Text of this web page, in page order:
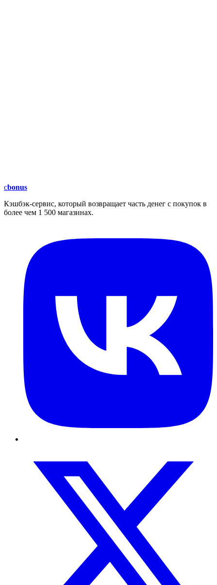
cbonus
Кэшбэк-сервис, который возвращает часть денег с покупок в
более чем 1 500 магазинах.